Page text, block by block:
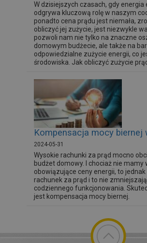
W dzisiejszych czasach, gdy energia
odgrywa kluczową rolę w naszym
ponadto cena prądu jest niemała,
obliczyć jej zużycie, jest niezwykle
pozwoli nam nie tylko na znaczne
domowym budżecie, ale także na
odpowiedzialne zużycie energii, co
środowiska. Jak obliczyć zużycie
Kompensacja mocy biernej
2024-05-31
Wysokie rachunki za prąd mocno
budżet domowy. I chociaż nie mamy
obowiązujące ceny energii, to
rachunek za prąd i to nie
codziennego funkcjonowania.
jest kompensacja mocy biernej.